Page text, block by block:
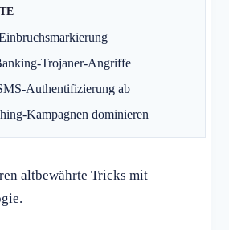
Trojaner-Angriffe
Authentifizierung ab
Kampagnen dominieren
altbewährte Tricks mit